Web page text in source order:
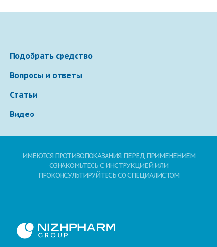
Подобрать средство
Вопросы и ответы
Статьи
Видео
ИМЕЮТСЯ ПРОТИВОПОКАЗАНИЯ. ПЕРЕД ПРИМЕНЕНИЕМ
ОЗНАКОМЬТЕСЬ С ИНСТРУКЦИЕЙ ИЛИ
ПРОКОНСУЛЬТИРУЙТЕСЬ СО СПЕЦИАЛИСТОМ